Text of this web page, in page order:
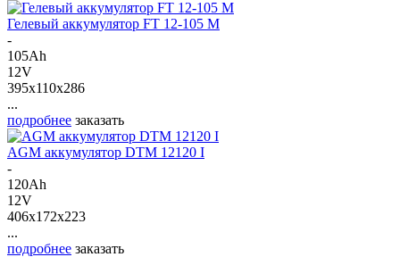
Гелевый аккумулятор FT 12-105 M
-
105Ah
12V
395x110x286
...
подробнее заказать
AGM аккумулятор DTM 12120 I
-
120Ah
12V
406x172x223
...
подробнее заказать